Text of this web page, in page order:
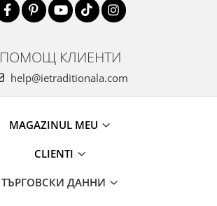
ПОМОЩ КЛИЕНТИ
help@ietraditionala.com
MAGAZINUL MEU
CLIENTI
ТЪРГОВСКИ ДАННИ